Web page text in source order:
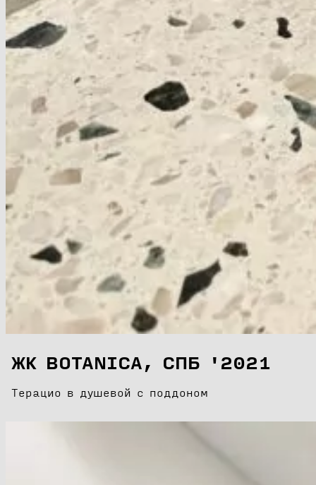
ЖК BOTANICA, СПБ '2021
Терацио в душевой с поддоном